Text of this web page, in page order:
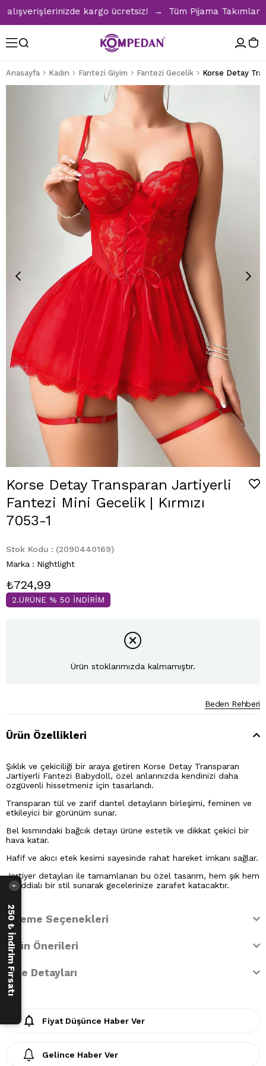
kargo ücretsiz! → Tüm Pijama
Anasayfa Kadın Fantezi Giyim Fantezi Gecelik
Korse Detay Transparan Jartiyerli
Fantezi Mini Gecelik | Kırmızı
7053-1
Stok Kodu
(2090440169)
Marka : Nightlight
₺724,99
2.ÜRÜNE % 50 İNDİRİM
Ürün stoklarımızda kalmamıştır.
Beden Rehberi
Ürün Özellikleri
Şıklık ve çekiciliği bir araya getiren Korse Detay Transparan
Jartiyerli Fantezi Babydoll, özel anlarınızda kendinizi daha
özgüvenli hissetmeniz için tasarlandı.
Transparan tül ve zarif dantel detayların birleşimi, feminen ve
etkileyici bir görünüm sunar.
Bel kısmındaki bağcık detayı ürüne estetik ve dikkat çekici bir
hava katar.
Hafif ve akıcı etek kesimi sayesinde rahat hareket imkanı sağlar.
Jartiyer detayları ile tamamlanan bu özel tasarım, hem şık hem
de iddialı bir stil sunarak gecelerinize zarafet katacaktır.
Ödeme Seçenekleri
Ürün Önerileri
İade Detayları
Fiyat Düşünce Haber Ver
Gelince Haber Ver
250 ₺ İndirim Fırsatı
›